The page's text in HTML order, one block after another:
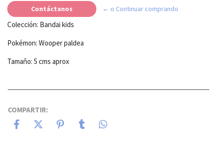
Contáctanos ← o Continuar comprando
Colección: Bandai kids
Pokémon: Wooper paldea
Tamaño: 5 cms aprox
COMPARTIR: